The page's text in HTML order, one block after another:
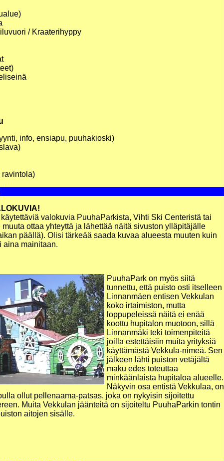
/ Kraaterihyppy
info, ensiapu, puuhakioski)
ravintola)
valokuvia PuuhaParkista, Vihti Ski Centeristä tai
ottaa yhteyttä ja lähettää näitä sivuston ylläpitäjälle
päällä). Olisi tärkeää saada kuvaa alueesta muuten kuin
aina mainitaan.
PuuhaPark on myös siitä
tunnettu, että puisto osti itselleen
Linnanmäen entisen Vekkulan
koko irtaimiston, mutta
loppupeleissä näitä ei enää
koottu hupitalon muotoon, sillä
Linnanmäki teki toimenpiteitä
joilla estettäisiin muita yrityksiä
käyttämästä Vekkula-nimeä. Sen
jälkeen lähti puiston vetäjältä
maku edes toteuttaa
minkäänlaista hupitaloa alueelle.
Näkyvin osa entistä Vekkulaa, on
ollut pellenaama-patsas, joka on nykyisin sijoitettu
Muita Vekkulan jäänteitä on sijoiteltu PuuhaParkin tontin
aitojen sisälle.